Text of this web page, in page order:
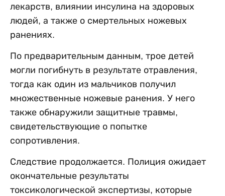
лекарств, влиянии инсулина на здоровых
людей, а также о смертельных ножевых
ранениях.
По предварительным данным, трое детей
могли погибнуть в результате отравления,
тогда как один из мальчиков получил
множественные ножевые ранения. У него
также обнаружили защитные травмы,
свидетельствующие о попытке
сопротивления.
Следствие продолжается. Полиция ожидает
окончательные результаты
токсикологической экспертизы, которые